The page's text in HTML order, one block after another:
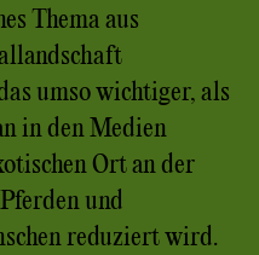
Thema aus
umso wichtiger, als
in den Medien
Ort an der
und
reduziert wird.